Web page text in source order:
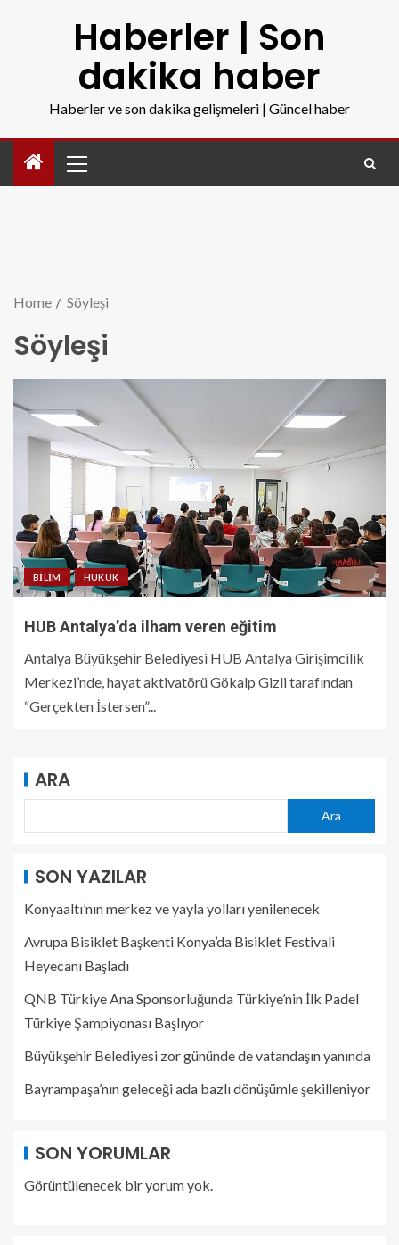
Haberler | Son
dakika haber
Haberler ve son dakika gelişmeleri | Güncel haber
Home Söyleşi
Söyleşi
BILIM HUKUK
HUB Antalya’da ilham veren eğitim
Antalya Büyükşehir Belediyesi HUB Antalya Girişimcilik
Merkezi’nde, hayat aktivatörü Gökalp Gizli tarafından
“Gerçekten İstersen”...
ARA
Ara
SON YAZILAR
Konyaaltı’nın merkez ve yayla yolları yenilenecek
Avrupa Bisiklet Başkenti Konya’da Bisiklet Festivali
Heyecanı Başladı
QNB Türkiye Ana Sponsorluğunda Türkiye’nin İlk Padel
Türkiye Şampiyonası Başlıyor
Büyükşehir Belediyesi zor gününde de vatandaşın yanında
Bayrampaşa’nın geleceği ada bazlı dönüşümle şekilleniyor
SON YORUMLAR
Görüntülenecek bir yorum yok.